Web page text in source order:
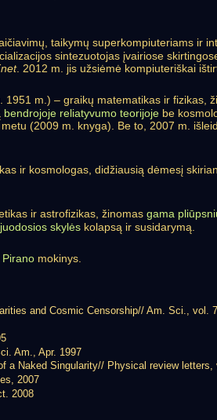
taikymų superkompiuteriams ir
sintezuotojas įvairiose
. 2012 m. jis užsiėmė kompiuteriškai
1951 m.) – graikų matematikas ir fizikas,
bendrojoje reliatyvumo teorijojebe
(2009 m. knyga). Be to, 2007 m.
ir kosmologas, didžiausią dėmesį
ir astrofizikas, žinomas gama
juodosios skylėskolapsą ir susidarymą.
Piranomokinys.
and Cosmic Censorship// Am. Sci., vol.
Am., Apr. 1997
a Naked Singularity// Physical review
2007
2008